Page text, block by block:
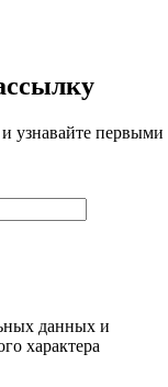
узнавайте первыми
данных и
характера